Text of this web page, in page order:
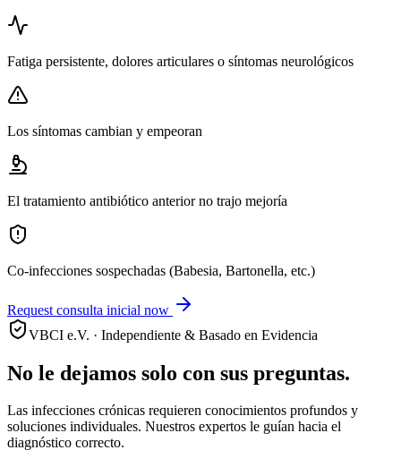
Fatiga persistente, dolores articulares o síntomas neurológicos
Los síntomas cambian y empeoran
El tratamiento antibiótico anterior no trajo mejoría
Co-infecciones sospechadas (Babesia, Bartonella, etc.)
Request consulta inicial now
VBCI e.V. · Independiente & Basado en Evidencia
No le dejamos solo con sus preguntas.
Las infecciones crónicas requieren conocimientos profundos y
soluciones individuales. Nuestros expertos le guían hacia el
diagnóstico correcto.